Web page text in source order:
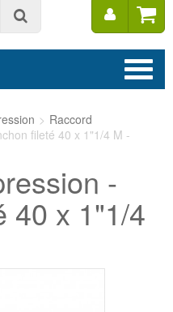
Mon
> Raccord
fileté 40 x 1"1/4 M -
-
40 x 1"1/4